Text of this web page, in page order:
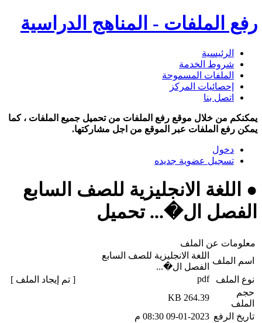
رفع الملفات - المناهج الدراسية
الرئيسية
شروط الخدمة
الملفات المسموحة
إحصائيات المركز
اتصل بنا
يمكنكم من خلال موقع رفع الملفات من تحميل جميع الملفات ، كما
يمكن رفع الملفات عبر الموقع من اجل مشاركتها.
دخول
تسجيل عضوية جديده
● اللغة الانجليزية للصف السابع
الفصل ال�... تحميل
معلومات عن الملف
اسم الملف
اللغة الانجليزية للصف السابع
الفصل ال�...
نوع الملف
pdf
حجم
الملف
264.39 KB
تاريخ الرفع 09-01-2023 08:30 م
[ تم إيجاد الملف ]